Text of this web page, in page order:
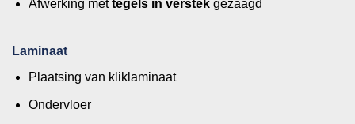
Afwerking mettegels in verstekgezaagd
Laminaat
Plaatsing van kliklaminaat
Ondervloer